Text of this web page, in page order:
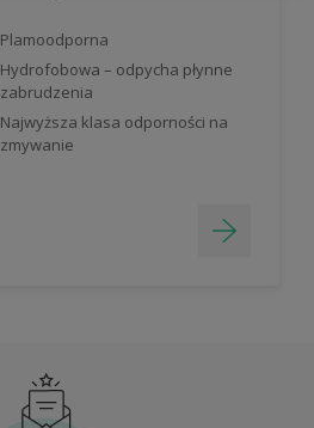
Plamoodporna
Hydrofobowa – odpycha płynne
zabrudzenia
Najwyższa klasa odporności na
zmywanie